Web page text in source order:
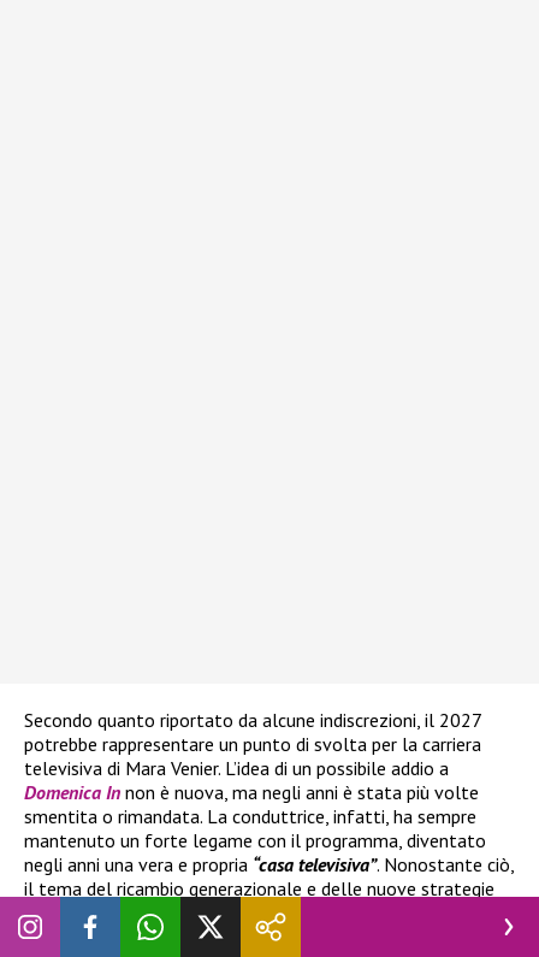
Secondo quanto riportato da alcune indiscrezioni, il 2027
potrebbe rappresentare un punto di svolta per la carriera
televisiva di Mara Venier. L’idea di un possibile addio a
Domenica In non è nuova, ma negli anni è stata più volte
smentita o rimandata. La conduttrice, infatti, ha sempre
mantenuto un forte legame con il programma, diventato
negli anni una vera e propria “casa televisiva”. Nonostante ciò,
il tema del ricambio generazionale e delle nuove strategie
editoriali della Rai potrebbe influenzare le decisioni future.